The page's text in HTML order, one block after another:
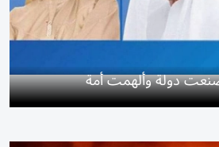
دولة وألهمت أمة